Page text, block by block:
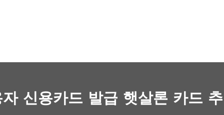
신용카드 발급 햇살론 카드